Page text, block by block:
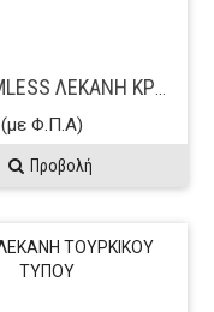
(με Φ.Π.Α)
Προβολή